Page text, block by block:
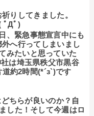
りしてきました。
ﾟДﾟ)
、緊急事態宣言中にも
へ行ってしまいまし
みたいと思っていた
は埼玉県秩父市黒谷
約2時間(*´з`)です
ちらが良いのか？自
した！そして今週はロ